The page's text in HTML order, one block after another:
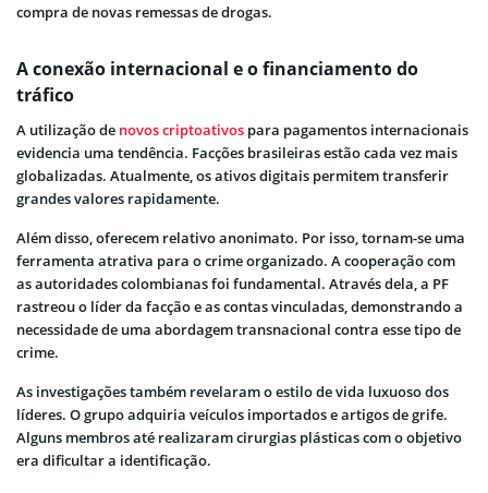
compra de novas remessas de drogas.
A conexão internacional e o financiamento do
tráfico
A utilização de novos criptoativos para pagamentos internacionais
evidencia uma tendência. Facções brasileiras estão cada vez mais
globalizadas. Atualmente, os ativos digitais permitem transferir
grandes valores rapidamente.
Além disso, oferecem relativo anonimato. Por isso, tornam-se uma
ferramenta atrativa para o crime organizado. A cooperação com
as autoridades colombianas foi fundamental. Através dela, a PF
rastreou o líder da facção e as contas vinculadas, demonstrando a
necessidade de uma abordagem transnacional contra esse tipo de
crime.
As investigações também revelaram o estilo de vida luxuoso dos
líderes. O grupo adquiria veículos importados e artigos de grife.
Alguns membros até realizaram cirurgias plásticas com o objetivo
era dificultar a identificação.